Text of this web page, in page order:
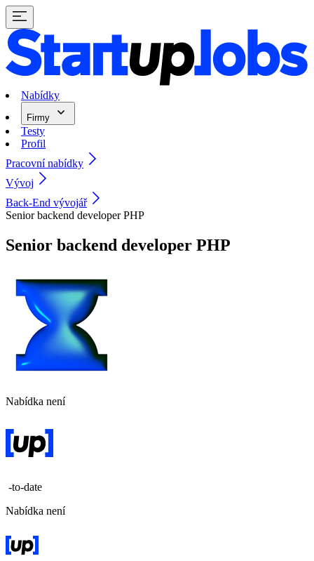
Nabídky
Firmy
Testy
Profil
Pracovní nabídky
Vývoj
Back-End vývojář
Senior backend developer PHP
Senior backend developer PHP
Nabídka není
-to-date
Nabídka není